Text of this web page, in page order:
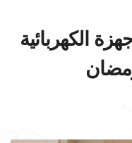
الكهربائية